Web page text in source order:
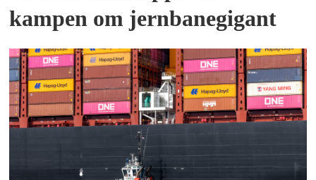
kampen om jernbanegigant